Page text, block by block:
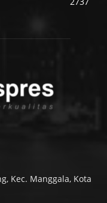
Kec. Manggala, Kota